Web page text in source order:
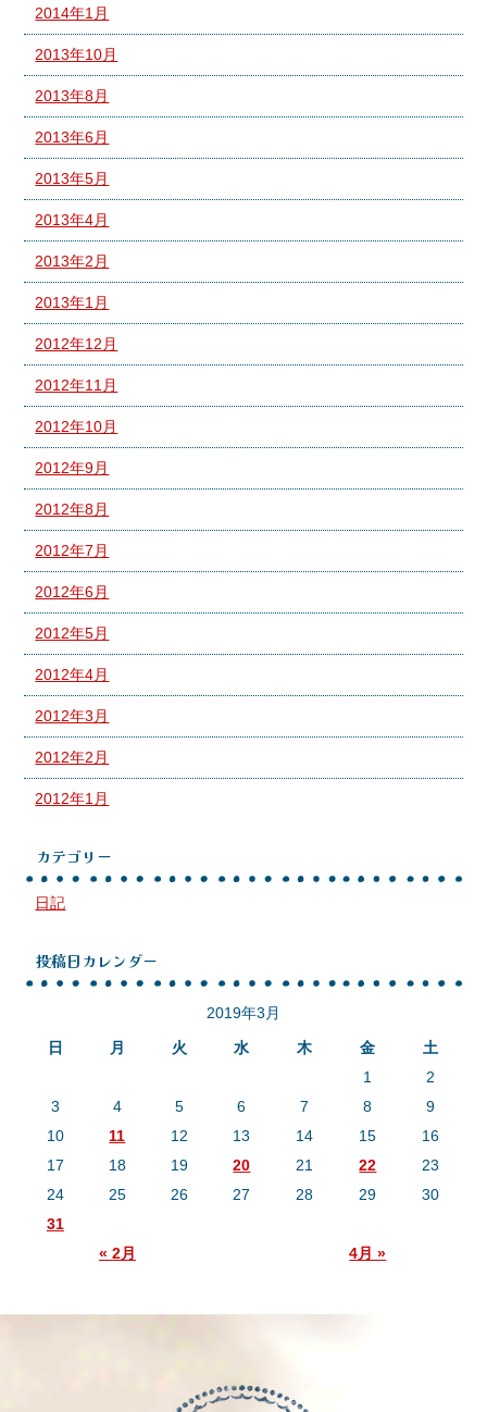
2014年1月
2013年10月
2013年8月
2013年6月
2013年5月
2013年4月
2013年2月
2013年1月
2012年12月
2012年11月
2012年10月
2012年9月
2012年8月
2012年7月
2012年6月
2012年5月
2012年4月
2012年3月
2012年2月
2012年1月
カテゴリー
日記
投稿日カレンダー
2019年3月
日
月 火 水 木 金 土
« 2月 4月 »
1
2
3
4 5 6 7 8
9
10
11 12 13 14 15
16
17
18 19 20 21 22
23
24
25 26 27 28 29
30
31